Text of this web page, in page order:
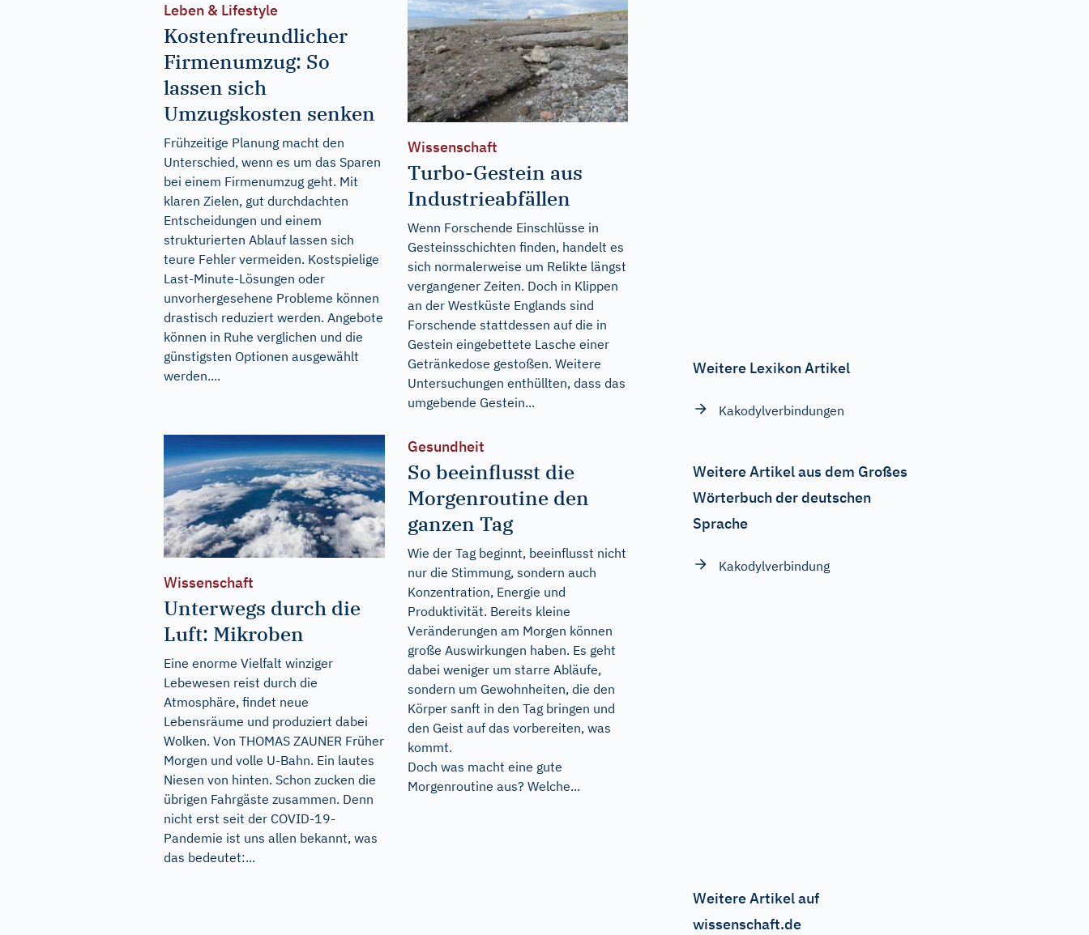
Leben & Lifestyle
Kostenfreundlicher
Firmenumzug: So
lassen sich
Umzugskosten senken
Frühzeitige Planung macht den
Unterschied, wenn es um das Sparen
bei einem Firmenumzug geht. Mit
klaren Zielen, gut durchdachten
Entscheidungen und einem
strukturierten Ablauf lassen sich
teure Fehler vermeiden. Kostspielige
Last-Minute-Lösungen oder
unvorhergesehene Probleme können
drastisch reduziert werden. Angebote
können in Ruhe verglichen und die
günstigsten Optionen ausgewählt
werden....
Wissenschaft
Turbo-Gestein aus
Industrieabfällen
Wenn Forschende Einschlüsse in
Gesteinsschichten finden, handelt es
sich normalerweise um Relikte längst
vergangener Zeiten. Doch in Klippen
an der Westküste Englands sind
Forschende stattdessen auf die in
Gestein eingebettete Lasche einer
Getränkedose gestoßen. Weitere
Untersuchungen enthüllten, dass das
umgebende Gestein...
Wissenschaft
Unterwegs durch die
Luft: Mikroben
Eine enorme Vielfalt winziger
Lebewesen reist durch die
Atmosphäre, findet neue
Lebensräume und produziert dabei
Wolken. Von THOMAS ZAUNER Früher
Morgen und volle U-Bahn. Ein lautes
Niesen von hinten. Schon zucken die
übrigen Fahrgäste zusammen. Denn
nicht erst seit der COVID-19-
Pandemie ist uns allen bekannt, was
das bedeutet:...
Gesundheit
So beeinflusst die
Morgenroutine den
ganzen Tag
Wie der Tag beginnt, beeinflusst nicht
nur die Stimmung, sondern auch
Konzentration, Energie und
Produktivität. Bereits kleine
Veränderungen am Morgen können
große Auswirkungen haben. Es geht
dabei weniger um starre Abläufe,
sondern um Gewohnheiten, die den
Körper sanft in den Tag bringen und
den Geist auf das vorbereiten, was
kommt.
Doch was macht eine gute
Morgenroutine aus? Welche...
Weitere Lexikon Artikel
Kakodylverbindungen
Weitere Artikel aus dem Großes
Wörterbuch der deutschen
Sprache
Kakodylverbindung
Weitere Artikel auf
wissenschaft.de